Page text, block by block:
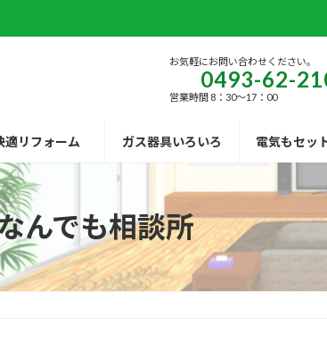
お気軽にお問い合わせください。
0493-62-
営業時間 8：30～17：00
適リフォーム ガス器具いろいろ 電気もセッ
んでも相談所